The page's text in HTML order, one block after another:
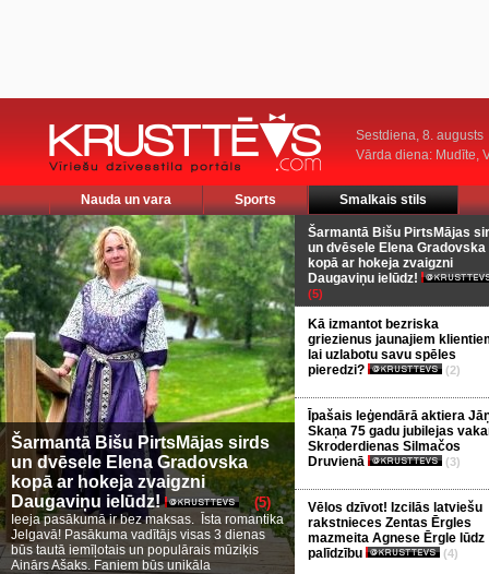
Sestdiena, 8. augusts
Vārda diena: Mudīte,
Nauda un vara Sports Smalkais stils
Šarmantā Bišu PirtsMājas sirds
un dvēsele Elena Gradovska
kopā ar hokeja zvaigzni
Daugaviņu ielūdz!
(5)
Ieeja pasākumā ir bez maksas. Īsta romantika
Jelgavā! Pasākuma vadītājs visas 3 dienas
būs tautā iemīļotais un populārais mūziķis
Ainārs Ašaks. Faniem būs unikāla
Šarmantā Bišu PirtsMājas
un dvēsele Elena Gradovska
kopā ar hokeja zvaigzni
Daugaviņu ielūdz!
(5)
Kā izmantot bezriska
griezienus jaunajiem
lai uzlabotu savu spēles
pieredzi?
(2)
Īpašais leģendārā aktiera
Skaņa 75 gadu jubilejas
Skroderdienas Silmačos
Druvienā
(3)
Vēlos dzīvot! Izcilās latviešu
rakstnieces Zentas Ērgles
mazmeita Agnese Ērgle lūdz
palīdzību
(4)